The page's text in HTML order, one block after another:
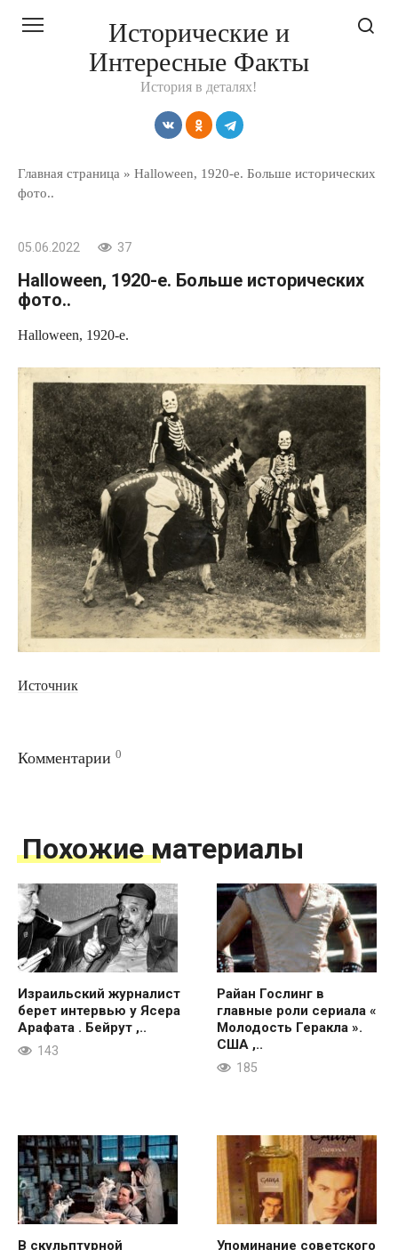
Исторические и
Интересные Факты
История в деталях!
Главная страница » Halloween, 1920-е. Больше исторических
фото..
05.06.2022 37
Halloween, 1920-е. Больше исторических
фото..
Halloween, 1920-е.
Источник
Комментарии 0
Похожие материалы
Израильский журналист
берет интервью у Ясера
Арафата . Бейрут ,..
143
Райан Гослинг в
главные роли сериала «
Молодость Геракла ».
США ,..
185
В скульптурной
Упоминание советского